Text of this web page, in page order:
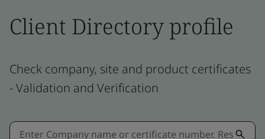
Client Directory profile
Check company, site and product certificates
- Validation and Verification